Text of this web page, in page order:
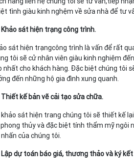
tình giàu kinh nghệm về sửa nhà để tư
Khảo sát hiện trạng công trình.
sát hiện trạngcông trình là vấn để rất
tôi sẽ cử nhân viên giàu kinh nghiệm
nhất cho khách hàng. Đặc biệt chúng tôi
đến những hộ gia đình xung quanh.
Thiết kế bản vẽ cải tạo sửa chữa.
khảo sát hiện trang chúng tôi sẽ thiết kế
phong thủy và đặc biệt tính thẩm mỹ ngôi
nhấn của chúng tôi.
Lập dự toán báo giá, thương thảo và ký